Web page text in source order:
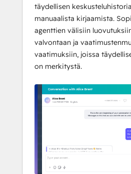
täydellisen
manuaalista kirjaamista.
agenttien välisiin
valvontaan ja
vaatimuksiin, joissa
on merkitystä.